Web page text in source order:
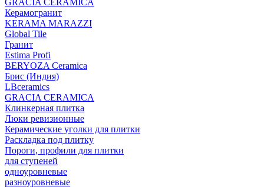
GRACIA CERAMICA
Керамогранит
KERAMA MARAZZI
Global Tile
Гранит
Estima Profi
BERYOZA Ceramica
Брис (Индия)
LBceramics
GRACIA CERAMICA
Клинкерная плитка
Люки ревизионные
Керамические уголки для плитки
Раскладка под плитку
Пороги, профили для плитки
для ступеней
одноуровневые
разноуровневые